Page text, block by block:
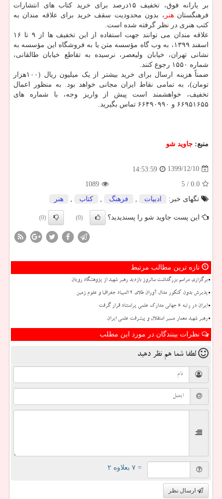
بر یارانه فوق، تخفیف ۱۵درصد برای خرید کتاب های انتشارات
فرهنگستانهنر ، بدون محدودیت سقف خرید برای علاقه مندان به
کتب هنری در نظر گرفته شده است.
علاقه مندان می توانند جهت استفاده از این تخفیف ها از ۹ تا ۱۶
اسفند ۱۳۹۹، به وب گاه مؤسسه متن یا به فروشگاه این مؤسسه به
نشانی تهران، خیابان ولیعصر، نرسیده به تقاطع خیابان طالقانی،
شماره ۱۵۵۰ رجوع کنند.
ضمناً هزینه ارسال برای خرید بیشتر از یک میلیون ریال (۱۰۰هزار
تومان)، به تمامی نقاط ایران مجانی خواهد بود. به منظور اعمال
تخفیف، خواهشمند است پیش از واریز وجه، با شماره های
۶۶۹۵۱۶۵۵ و ۶۶۴۹۰۹۹۰ تماس بگیرید.
منبع: جاوید شو
1399/12/10
14:53:59
0.0
/ 5
1089
تگهای خبر:
ادبیات , فرهنگ , كتاب , هنر
این پست جاوید شو را پسندیدید؟ (0)
(0)
تازه ترین مطالب مرتبط
برگزاری مراسم بزرگداشت سالروز بازدید رهبر شهید از پژوهشگاه رویان
پذیرش بدون کنکور مدال آوران طلای ۲ المپیاد جغرافیا و علوم زمین
ایران در رتبه ۶ جهانی مدارک علمی پراستناد قرار گرفت
رهبر شهید معمار مسیر استقلال و پیشرفت علمی ایران
نظرات بینندگان در مورد این مطلب
لطفا شما هم نظر دهید
= ۷ بعلاوه ۲
ارسال نظر